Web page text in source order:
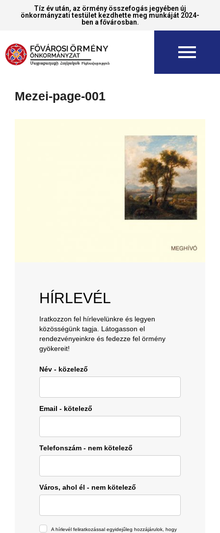
Tíz év után, az örmény összefogás jegyében új
önkormányzati testület kezdhette meg munkáját 2024-
ben a fővárosban.
Mezei-page-001
HÍRLEVÉL
Iratkozzon fel hírlevelünkre és legyen
közösségünk tagja. Látogasson el
rendezvényeinkre és fedezze fel örmény
gyökereit!
Név - közelező
Email - kötelező
Telefonszám - nem kötelező
Város, ahol él - nem kötelező
A hírlevél feliratkozással egyidejűleg hozzájárulok, hogy